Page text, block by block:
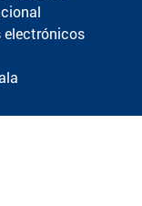
electrónicos